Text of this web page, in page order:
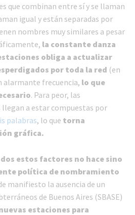
que combinan entre sí y se llaman
igual y están separadas por
nombres muy similares a pesar
la constante danza
obliga a actualizar
por toda la red (en
alarmante frecuencia, lo que
. Para peor, las
a estar compuestas por
palabras, lo que torna
gráfica.
estos factores no hace sino
política de nombramiento
manifiesto la ausencia de un
de Buenos Aires (SBASE)
estaciones para